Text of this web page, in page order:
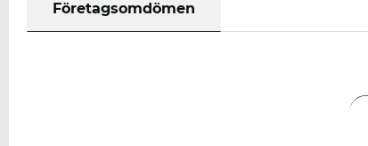
Företagsomdömen